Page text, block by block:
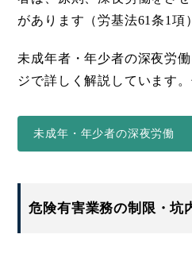
があります（労基法61条1項
未成年者・年少者の深夜労
ジで詳しく解説しています
未成年・年少者の深夜労働
危険有害業務の制限・坑